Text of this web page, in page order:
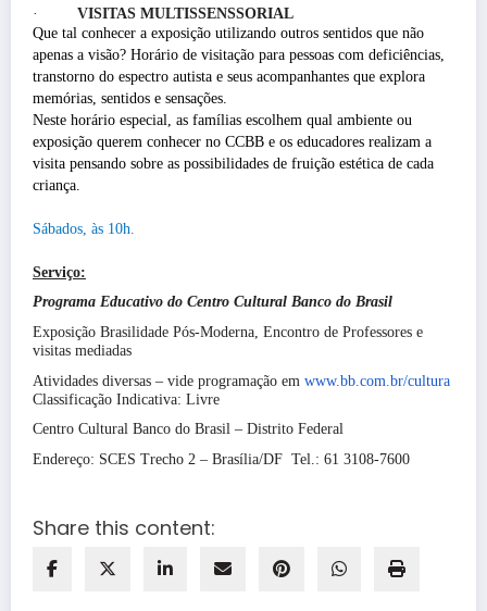
·
VISITAS MULTISSENSSORIAL
Que tal conhecer a exposição utilizando outros sentidos que não
apenas a visão? Horário de visitação para pessoas com deficiências,
transtorno do espectro autista e seus acompanhantes que explora
memórias, sentidos e sensações.
Neste horário especial, as famílias escolhem qual ambiente ou
exposição querem conhecer no CCBB e os educadores realizam a
visita pensando sobre as possibilidades de fruição estética de cada
criança.
Sábados, às 10h.
Serviço:
Programa Educativo do Centro Cultural Banco do Brasil
Exposição Brasilidade Pós-Moderna, Encontro de Professores e
visitas mediadas
Atividades diversas – vide programação em www.bb.com.br/cultura
Classificação Indicativa: Livre
Centro Cultural Banco do Brasil – Distrito Federal
Endereço: SCES Trecho 2 – Brasília/DF Tel.: 61 3108-7600
Share this content: